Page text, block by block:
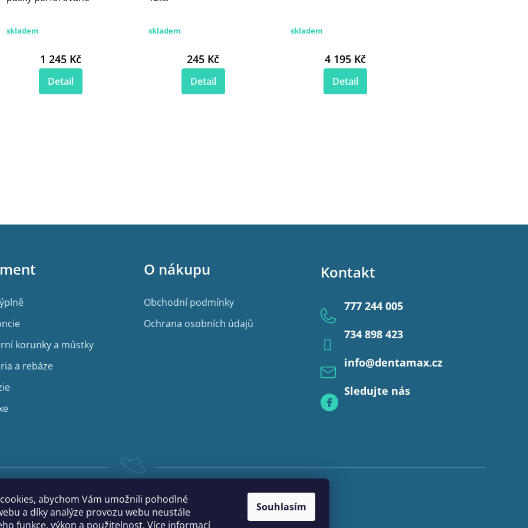
abychom Vám umožnili pohodlné
a díky analýze provozu webu neustále
funkce, výkon a použitelnost. Více informací
Souhlasím
skladem
1 245 Kč
Detail
skladem
245 Kč
Detail
skladem
4 195 Kč
Detail
korunky a můstky
a rebáze
O nákupu
Obchodní podmínky
Ochrana osobních údajů
Kontakt
info@dentamax.cz
777 244 005
734 898 423
Sledujte nás